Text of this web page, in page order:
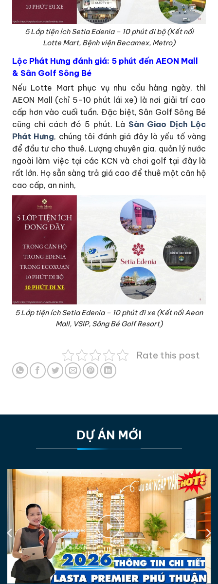
5 Lớp tiện ích Setia Edenia – 10 phút đi bộ (Kết nối
Lotte Mart, Bệnh viện Becamex, Metro)
Lộc Phát Hưng đánh giá: 5 phút đến AEON Mall
& Sân Golf Sông Bé
Nếu Lotte Mart phục vụ nhu cầu hàng ngày, thì
AEON Mall (chỉ 5-10 phút lái xe) là nơi giải trí cao
cấp hơn vào cuối tuần. Đặc biệt, Sân Golf Sông Bé
cũng chỉ cách đó 5 phút. Là Sàn Giao Dịch Lộc
Phát Hưng, chúng tôi đánh giá đây là yếu tố vàng
để đầu tư cho thuê. Lượng chuyên gia, quản lý nước
ngoài làm việc tại các KCN và chơi golf tại đây là
rất lớn. Họ sẵn sàng trả giá cao để thuê một căn hộ
cao cấp, an ninh,
5 Lớp tiện ích Setia Edenia – 10 phút đi xe (Kết nối Aeon
Mall, VSIP, Sông Bé Golf Resort)
Rate this post
DỰ ÁN MỚI